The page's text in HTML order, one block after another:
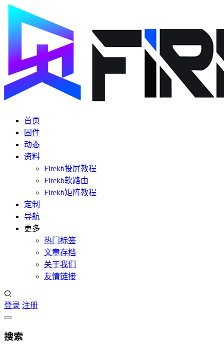
首页
固件
动态
资料
Firekb投屏教程
Firekb软路由
Firekb矩阵教程
定制
导航
更多
热门标签
文章存档
关于我们
友情链接
登录 注册
搜索